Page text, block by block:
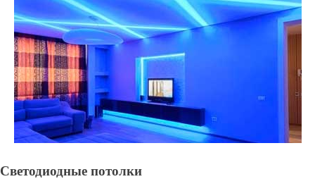
Светодиодные потолки